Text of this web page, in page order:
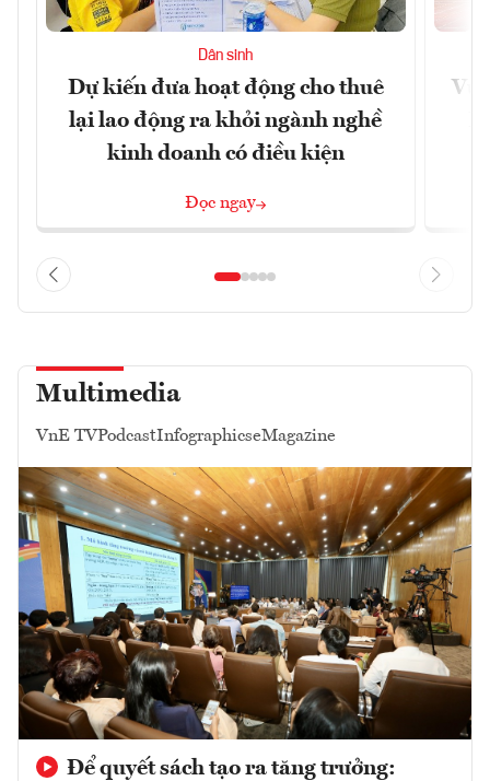
Dân sinh
Dự kiến đưa hoạt động cho thuê
lại lao động ra khỏi ngành nghề
kinh doanh có điều kiện
Đọc ngay
Multimedia
VnE TVPodcastInfographicseMagazine
Để quyết sách tạo ra tăng trưởng: